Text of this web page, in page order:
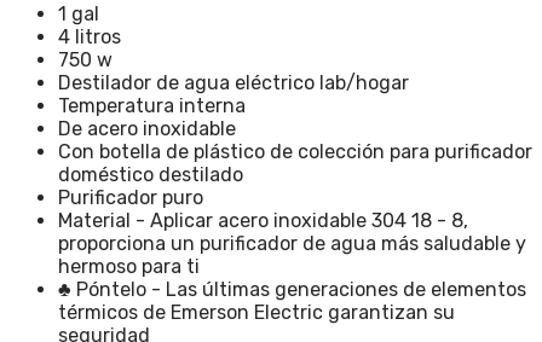
1 gal
4 litros
750 w
Destilador de agua eléctrico lab/hogar
Temperatura interna
De acero inoxidable
Con botella de plástico de colección para purificador
doméstico destilado
Purificador puro
Material - Aplicar acero inoxidable 304 18 - 8,
proporciona un purificador de agua más saludable y
hermoso para ti
♣ Póntelo - Las últimas generaciones de elementos
térmicos de Emerson Electric garantizan su
seguridad